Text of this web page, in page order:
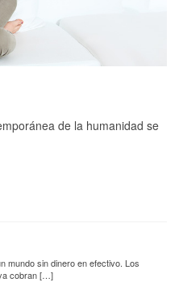
de la humanidad se
mundo sin dinero en efectivo. Los
cobran […]